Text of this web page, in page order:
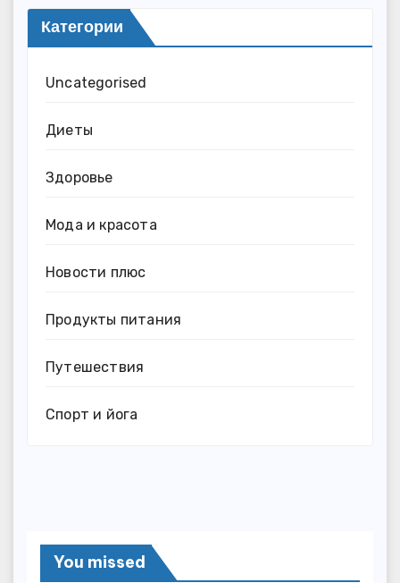
Категории
Uncategorised
Диеты
Здоровье
Мода и красота
Новости плюс
Продукты питания
Путешествия
Спорт и йога
You missed